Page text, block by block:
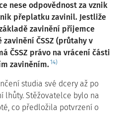
nese odpovědnost za vznik
přeplatku zavinil. Jestliže
zavinění příjemce
ČSSZ (průtahy v
ČSSZ právo na vrácení části
zaviněním.14)
studia své dcery až po
lhůty. Stěžovatelce bylo na
co předložila potvrzení o